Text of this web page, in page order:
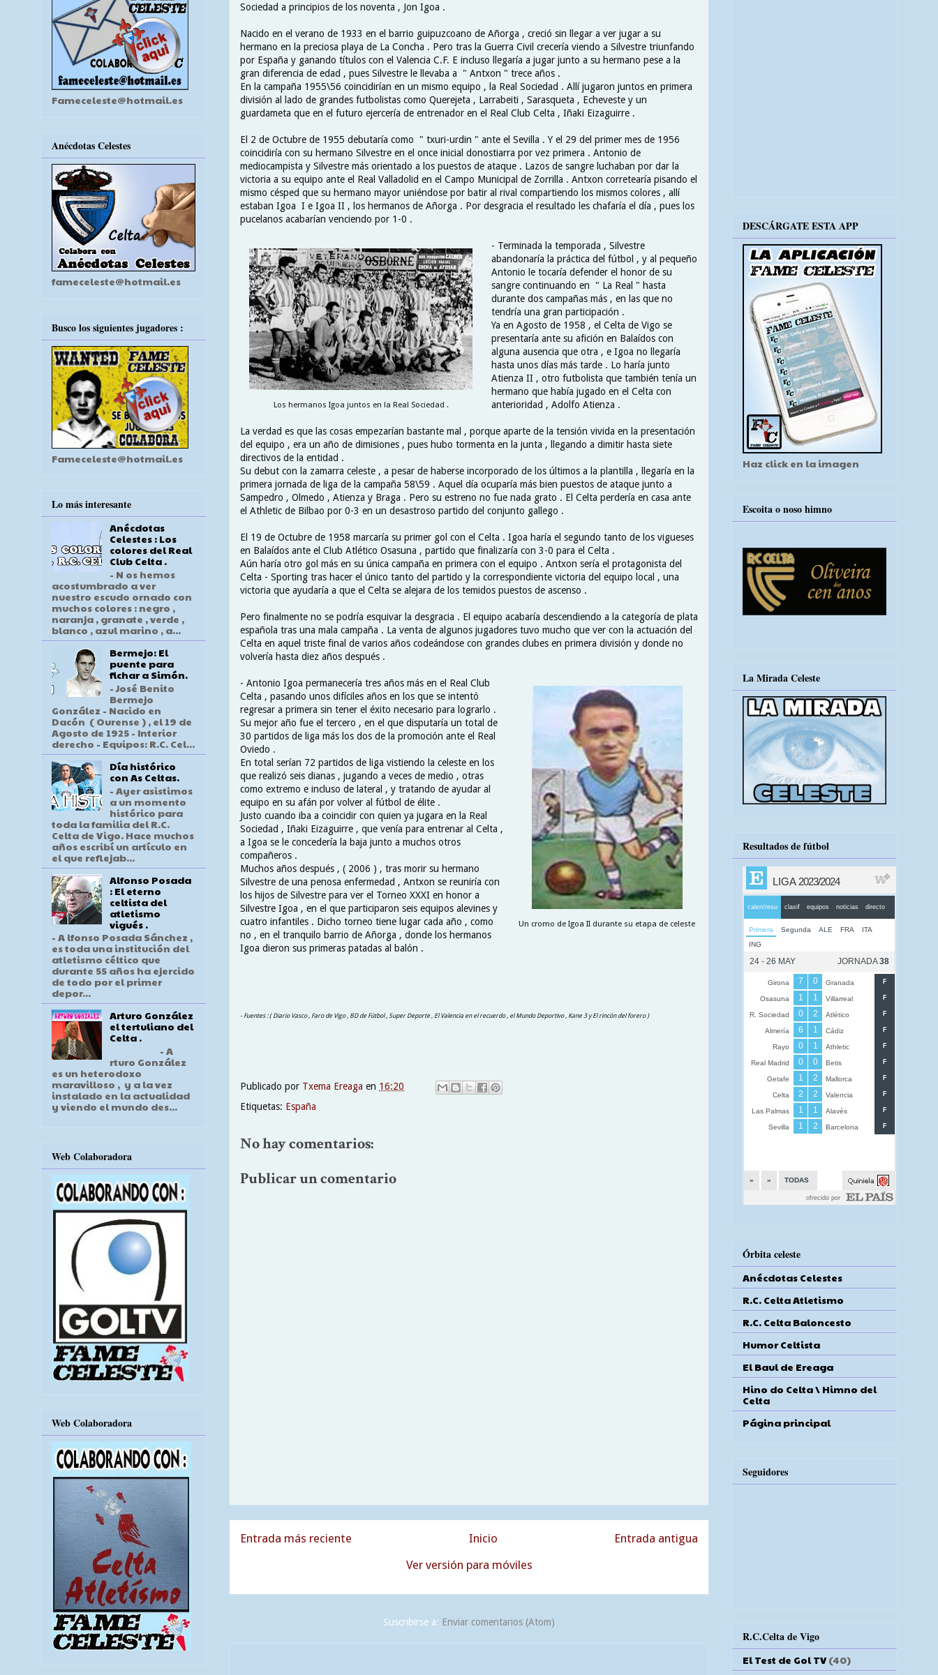
Sociedad a principios de los noventa , Jon Igoa .
Nacido en el verano de 1933 en el barrio guipuzcoano de Añorga , creció sin llegar a ver jugar a su
hermano en la preciosa playa de La Concha . Pero tras la Guerra Civil crecería viendo a Silvestre triunfando
por España y ganando títulos con el Valencia C.F. E incluso llegaría a jugar junto a su hermano pese a la
gran diferencia de edad , pues Silvestre le llevaba a " Antxon " trece años .
En la campaña 1955\56 coincidirían en un mismo equipo , la Real Sociedad . Allí jugaron juntos en primera
división al lado de grandes futbolistas como Querejeta , Larrabeiti , Sarasqueta , Echeveste y un
guardameta que en el futuro ejercería de entrenador en el Real Club Celta , Iñaki Eizaguirre .
El 2 de Octubre de 1955 debutaría como " txuri-urdin " ante el Sevilla . Y el 29 del primer mes de 1956
coincidiría con su hermano Silvestre en el once inicial donostiarra por vez primera . Antonio de
mediocampista y Silvestre más orientado a los puestos de ataque . Lazos de sangre luchaban por dar la
victoria a su equipo ante el Real Valladolid en el Campo Municipal de Zorrilla . Antxon corretearía pisando el
mismo césped que su hermano mayor uniéndose por batir al rival compartiendo los mismos colores , allí
estaban Igoa I e Igoa II , los hermanos de Añorga . Por desgracia el resultado les chafaría el día , pues los
pucelanos acabarían venciendo por 1-0 .
Los hermanos Igoa juntos en la Real Sociedad .
- Terminada la temporada , Silvestre
abandonaría la práctica del fútbol , y al pequeño
Antonio le tocaría defender el honor de su
sangre continuando en " La Real " hasta
durante dos campañas más , en las que no
tendría una gran participación .
Ya en Agosto de 1958 , el Celta de Vigo se
presentaría ante su afición en Balaídos con
alguna ausencia que otra , e Igoa no llegaría
hasta unos días más tarde . Lo haría junto
Atienza II , otro futbolista que también tenía un
hermano que había jugado en el Celta con
anterioridad , Adolfo Atienza .
La verdad es que las cosas empezarían bastante mal , porque aparte de la tensión vivida en la presentación
del equipo , era un año de dimisiones , pues hubo tormenta en la junta , llegando a dimitir hasta siete
directivos de la entidad .
Su debut con la zamarra celeste , a pesar de haberse incorporado de los últimos a la plantilla , llegaría en la
primera jornada de liga de la campaña 58\59 . Aquel día ocuparía más bien puestos de ataque junto a
Sampedro , Olmedo , Atienza y Braga . Pero su estreno no fue nada grato . El Celta perdería en casa ante
el Athletic de Bilbao por 0-3 en un desastroso partido del conjunto gallego .
El 19 de Octubre de 1958 marcaría su primer gol con el Celta . Igoa haría el segundo tanto de los vigueses
en Balaídos ante el Club Atlético Osasuna , partido que finalizaría con 3-0 para el Celta .
Aún haría otro gol más en su única campaña en primera con el equipo . Antxon sería el protagonista del
Celta - Sporting tras hacer el único tanto del partido y la correspondiente victoria del equipo local , una
victoria que ayudaría a que el Celta se alejara de los temidos puestos de ascenso .
Pero finalmente no se podría esquivar la desgracia . El equipo acabaría descendiendo a la categoría de plata
española tras una mala campaña . La venta de algunos jugadores tuvo mucho que ver con la actuación del
Celta en aquel triste final de varios años codeándose con grandes clubes en primera división y donde no
volvería hasta diez años después .
Un cromo de Igoa II durante su etapa de celeste
- Antonio Igoa permanecería tres años más en el Real Club
Celta , pasando unos difíciles años en los que se intentó
regresar a primera sin tener el éxito necesario para lograrlo .
Su mejor año fue el tercero , en el que disputaría un total de
30 partidos de liga más los dos de la promoción ante el Real
Oviedo .
En total serían 72 partidos de liga vistiendo la celeste en los
que realizó seis dianas , jugando a veces de medio , otras
como extremo e incluso de lateral , y tratando de ayudar al
equipo en su afán por volver al fútbol de élite .
Justo cuando iba a coincidir con quien ya jugara en la Real
Sociedad , Iñaki Eizaguirre , que venía para entrenar al Celta ,
a Igoa se le concedería la baja junto a muchos otros
compañeros .
Muchos años después , ( 2006 ) , tras morir su hermano
Silvestre de una penosa enfermedad , Antxon se reuniría con
los hijos de Silvestre para ver el Torneo XXXI en honor a
Silvestre Igoa , en el que participaron seis equipos alevines y
cuatro infantiles . Dicho torneo tiene lugar cada año , como
no , en el tranquilo barrio de Añorga , donde los hermanos
Igoa dieron sus primeras patadas al balón .
- Fuentes : ( Diario Vasco , Faro de Vigo , BD de Fútbol , Super Deporte , El Valencia en el recuerdo , el Mundo Deportivo , Kane 3 y El rincón del forero )
Publicado por Txema Ereaga en 16:20
Etiquetas: España
No hay comentarios:
Publicar un comentario
Entrada más reciente Entrada antigua
Inicio
Ver versión para móviles
Suscribirse a: Enviar comentarios (Atom)
Fameceleste@hotmail.es
Anécdotas Celestes
fameceleste@hotmail.es
Busco los siguientes jugadores :
Fameceleste@hotmail.es
Lo más interesante
Anécdotas
Celestes : Los
colores del Real
Club Celta .
- N os hemos
acostumbrado a ver
nuestro escudo ornado con
muchos colores : negro ,
naranja , granate , verde ,
blanco , azul marino , a...
Bermejo: El
puente para
fichar a Simón.
- José Benito
Bermejo
González - Nacido en
Dacón ( Ourense ) , el 19 de
Agosto de 1925 - Interior
derecho - Equipos: R.C. Cel...
Día histórico
con As Celtas.
- Ayer asistimos
a un momento
histórico para
toda la familia del R.C.
Celta de Vigo. Hace muchos
años escribí un artículo en
el que reflejab...
Alfonso Posada
: El eterno
celtista del
atletismo
vigués .
- A lfonso Posada Sánchez ,
es toda una institución del
atletismo céltico que
durante 55 años ha ejercido
de todo por el primer
depor...
Arturo González
el tertuliano del
Celta .
- A
rturo González
es un heterodoxo
maravilloso , y a la vez
instalado en la actualidad
y viendo el mundo des...
Web Colaboradora
Web Colaboradora
DESCÁRGATE ESTA APP
Haz click en la imagen
Escoita o noso himno
La Mirada Celeste
Resultados de fútbol
Órbita celeste
Anécdotas Celestes
R.C. Celta Atletismo
R.C. Celta Baloncesto
Humor Celtista
El Baul de Ereaga
Hino do Celta \ Himno del
Celta
Página principal
Seguidores
R.C.Celta de Vigo
El Test de Gol TV (40)